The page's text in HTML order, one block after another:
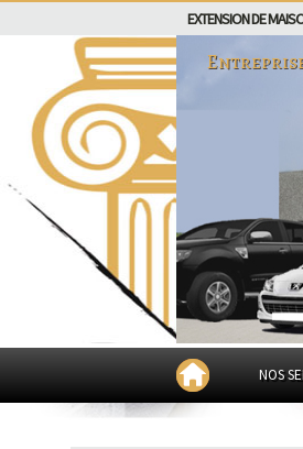
EXTENSION DE
NOS